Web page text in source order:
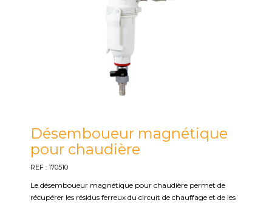
Désemboueur magnétique
pour chaudière
REF : 170510
Le désemboueur magnétique pour chaudière permet de
récupérer les résidus ferreux du circuit de chauffage et de les